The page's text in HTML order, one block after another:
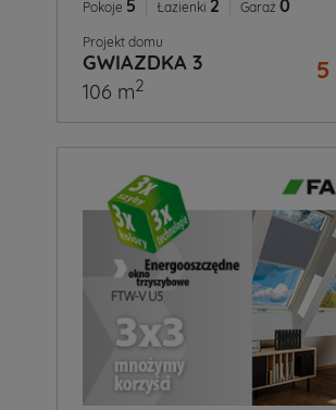
Pokoje 5 Łazienki 2 Garaż 0
Projekt domu
GWIAZDKA 3 5
106 m2